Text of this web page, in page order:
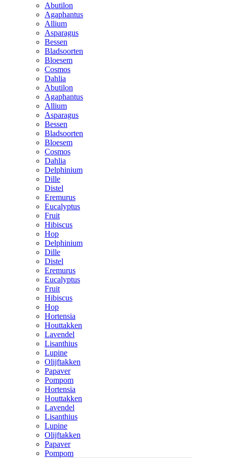
Abutilon
Agaphantus
Allium
Asparagus
Bessen
Bladsoorten
Bloesem
Cosmos
Dahlia
Abutilon
Agaphantus
Allium
Asparagus
Bessen
Bladsoorten
Bloesem
Cosmos
Dahlia
Delphinium
Dille
Distel
Eremurus
Eucalyptus
Fruit
Hibiscus
Hop
Delphinium
Dille
Distel
Eremurus
Eucalyptus
Fruit
Hibiscus
Hop
Hortensia
Houttakken
Lavendel
Lisanthius
Lupine
Olijftakken
Papaver
Pompom
Hortensia
Houttakken
Lavendel
Lisanthius
Lupine
Olijftakken
Papaver
Pompom